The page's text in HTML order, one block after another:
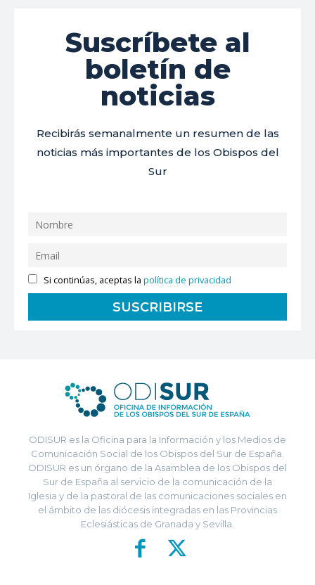
Suscríbete al
boletín de
noticias
Recibirás semanalmente un resumen de las
noticias más importantes de los Obispos del
Sur
Si continúas, aceptas lapolítica de privacidad
ODISUR es la Oficina para la Información y los Medios de
Comunicación Social de los Obispos del Sur de España.
ODISUR es un órgano de la Asamblea de los Obispos del
Sur de España al servicio de la comunicación de la
Iglesia y de la pastoral de las comunicaciones sociales en
el ámbito de las diócesis integradas en las Provincias
Eclesiásticas de Granada y Sevilla.